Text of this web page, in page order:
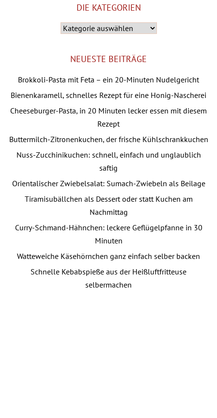
DIE KATEGORIEN
NEUESTE BEITRÄGE
Brokkoli-Pasta mit Feta – ein 20-Minuten Nudelgericht
Bienenkaramell, schnelles Rezept für eine Honig-Nascherei
Cheeseburger-Pasta, in 20 Minuten lecker essen mit diesem
Rezept
Buttermilch-Zitronenkuchen, der frische Kühlschrankkuchen
Nuss-Zucchinikuchen: schnell, einfach und unglaublich
saftig
Orientalischer Zwiebelsalat: Sumach-Zwiebeln als Beilage
Tiramisubällchen als Dessert oder statt Kuchen am
Nachmittag
Curry-Schmand-Hähnchen: leckere Geflügelpfanne in 30
Minuten
Watteweiche Käsehörnchen ganz einfach selber backen
Schnelle Kebabspieße aus der Heißluftfritteuse
selbermachen